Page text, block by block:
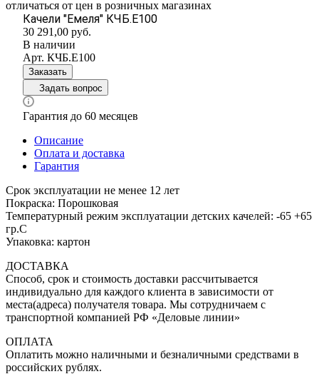
отличаться от цен в розничных магазинах
Качели "Емеля" КЧБ.Е100
30 291,00 руб.
В наличии
Арт. КЧБ.Е100
Заказать
Задать вопрос
Гарантия до 60 месяцев
Описание
Оплата и доставка
Гарантия
Срок эксплуатации не менее 12 лет
Покраска: Порошковая
Температурный режим эксплуатации детских качелей: -65 +65
гр.С
Упаковка: картон
ДОСТАВКА
Способ, срок и стоимость доставки рассчитывается
индивидуально для каждого клиента в зависимости от
места(адреса) получателя товара. Мы сотрудничаем с
транспортной компанией РФ «Деловые линии»
ОПЛАТА
Оплатить можно наличными и безналичными средствами в
российских рублях.